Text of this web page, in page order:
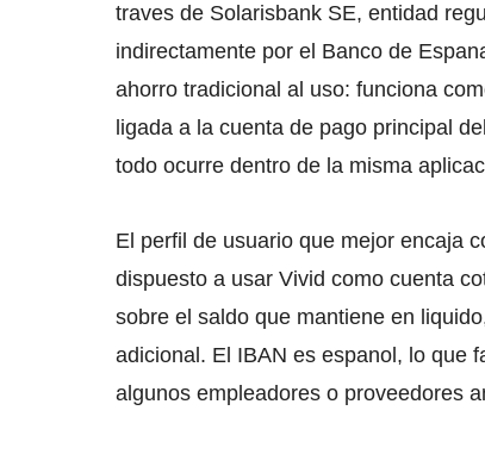
traves de Solarisbank SE, entidad
indirectamente por el Banco de
ahorro tradicional al uso: funciona
ligada a la cuenta de pago principal
todo ocurre dentro de la misma
El perfil de usuario que mejor encaja
dispuesto a usar Vivid como cuenta
sobre el saldo que mantiene en
adicional. El IBAN es espanol, lo que
algunos empleadores o proveedores